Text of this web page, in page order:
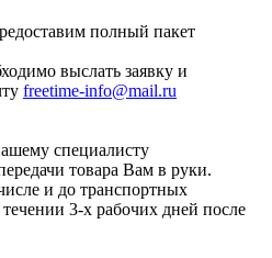
полный пакет
выслать заявку и
freetime-info@mail.ru
специалисту
товара Вам в руки.
и до транспортных
3-х рабочих дней после